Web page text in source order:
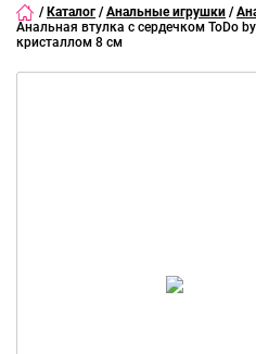
/ Каталог / Анальные игрушки /
Анальная втулка с сердечком ToDo
кристаллом 8 см